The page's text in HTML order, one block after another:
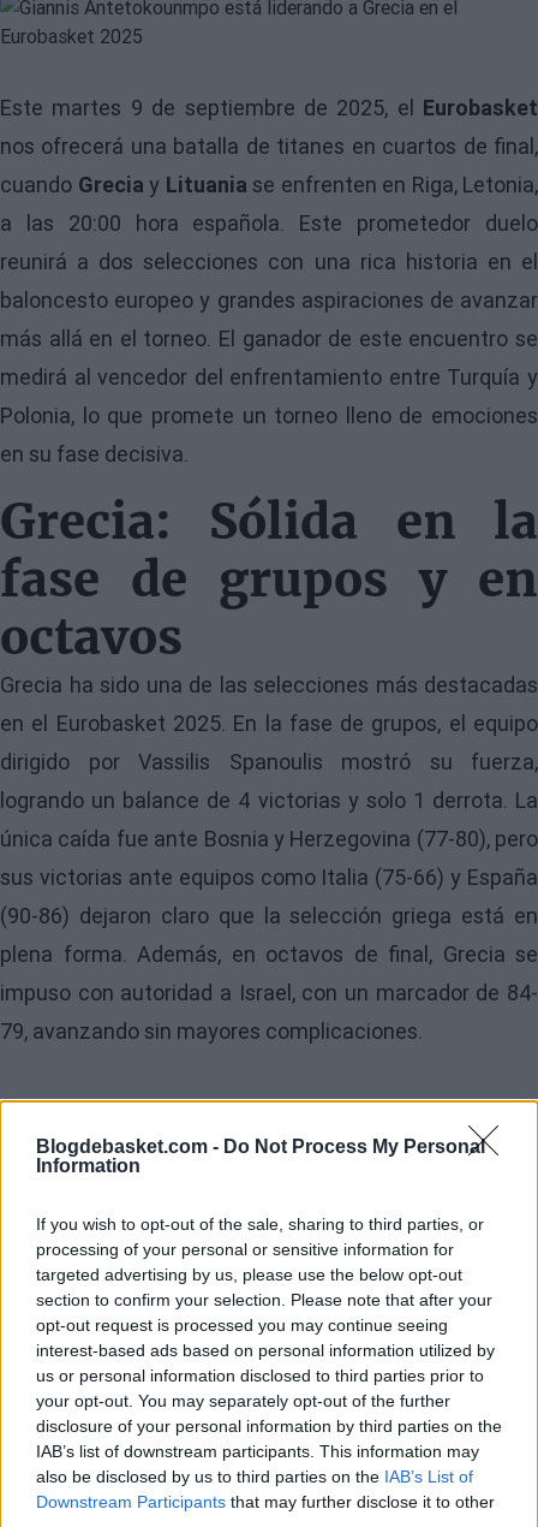
Blogdebasket.com - Do Not Process My Personal
Information
If you wish to opt-out of the sale, sharing to third parties, or
processing of your personal or sensitive information for
targeted advertising by us, please use the below opt-out
section to confirm your selection. Please note that after your
opt-out request is processed you may continue seeing
interest-based ads based on personal information utilized by
us or personal information disclosed to third parties prior to
your opt-out. You may separately opt-out of the further
disclosure of your personal information by third parties on the
IAB’s list of downstream participants. This information may
also be disclosed by us to third parties on the IAB’s List of
Downstream Participants that may further disclose it to other
Este martes 9 de septiembre de 2025, el Eurobasket
nos ofrecerá una batalla de titanes en cuartos de final,
cuando Grecia y Lituania se enfrenten en Riga, Letonia,
a las 20:00 hora española. Este prometedor duelo
reunirá a dos selecciones con una rica historia en el
baloncesto europeo y grandes aspiraciones de avanzar
más allá en el torneo. El ganador de este encuentro se
medirá al vencedor del enfrentamiento entre Turquía y
Polonia, lo que promete un torneo lleno de emociones
en su fase decisiva.
Grecia: Sólida en la
fase de grupos y en
octavos
Grecia ha sido una de las selecciones más destacadas
en el Eurobasket 2025. En la fase de grupos, el equipo
dirigido por Vassilis Spanoulis mostró su fuerza,
logrando un balance de 4 victorias y solo 1 derrota. La
única caída fue ante Bosnia y Herzegovina (77-80), pero
sus victorias ante equipos como Italia (75-66) y España
(90-86) dejaron claro que la selección griega está en
plena forma. Además, en octavos de final, Grecia se
impuso con autoridad a Israel, con un marcador de 84-
79, avanzando sin mayores complicaciones.